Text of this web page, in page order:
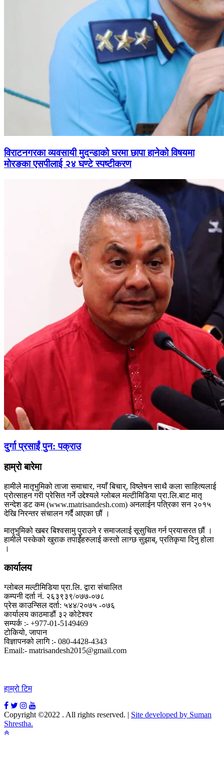
विराटनगरका व्यवसायी मुदन्डाको घरमा छापा हानेको विषयमा
मोरङका एसपीलाई २४ घण्टे स्पष्टीकरण
दुर्गा प्रसाईं पुन: पक्राउ
हाम्रो बारेमा
हामीले मातृभुमिको ताजा समाचार, नयाँ बिचार्, विष्लेषन साथै कला साहित्यलाई
प्रोत्साहन गरी प्रेसित गर्ने उद्देश्यले ग्लोबल मल्टीमिडिया प्रा.लि.बाट मातृ
सन्देश डट कम (www.matrisandesh.com) अनलाईन पत्रिका सन २०१५
देखि निरन्तर संचालन गर्दै आएका छौं ।
मातृभुमिको खबर बिश्वसामु पुराउने र समाजलाई सूसुचित गर्न प्रयासरत छौं ।
हामीले पस्केको खुराक तपाईंहरुलाई कस्तो लाग्छ सुझाब्, प्रतिकृया दिनु होला
।
कार्यालय
ग्लोबल मल्टीमिडिया प्रा.लि. द्वारा संचालित
कम्पनी दर्ता नं. २६३९३९/०७७-०७८
प्रेस काउन्सिल दर्ता: ५४४/२०७५ -०७६
कार्यालय काठमाडौं ३२ कोटेश्वर
सम्पर्क :- +977-01-5149469
टोकियो, जापान
विज्ञापनको लागि :- 080-4428-4343
Email:- matrisandesh2015@gmail.com
हाम्रो टिम
Copyright ©2022 . All rights reserved. | Site developed by Suman
Shrestha.